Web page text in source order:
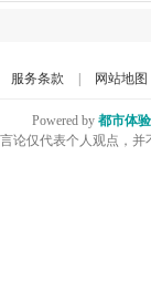
服务条款 网站地图
Powered by 都市体
论仅代表个人观点，